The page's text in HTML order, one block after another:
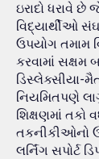
ઇરાદો ધરાવે છે
વિદ્યાર્થીઓ
ઉપયોગ તમામ
કરવામાં સક્ષમ
ડિસ્લેક્સીયા-
નિયમિતપણે
શિક્ષણમાં તકો
તકનીકીઓનો
લર્નિંગ સપોર્ટ